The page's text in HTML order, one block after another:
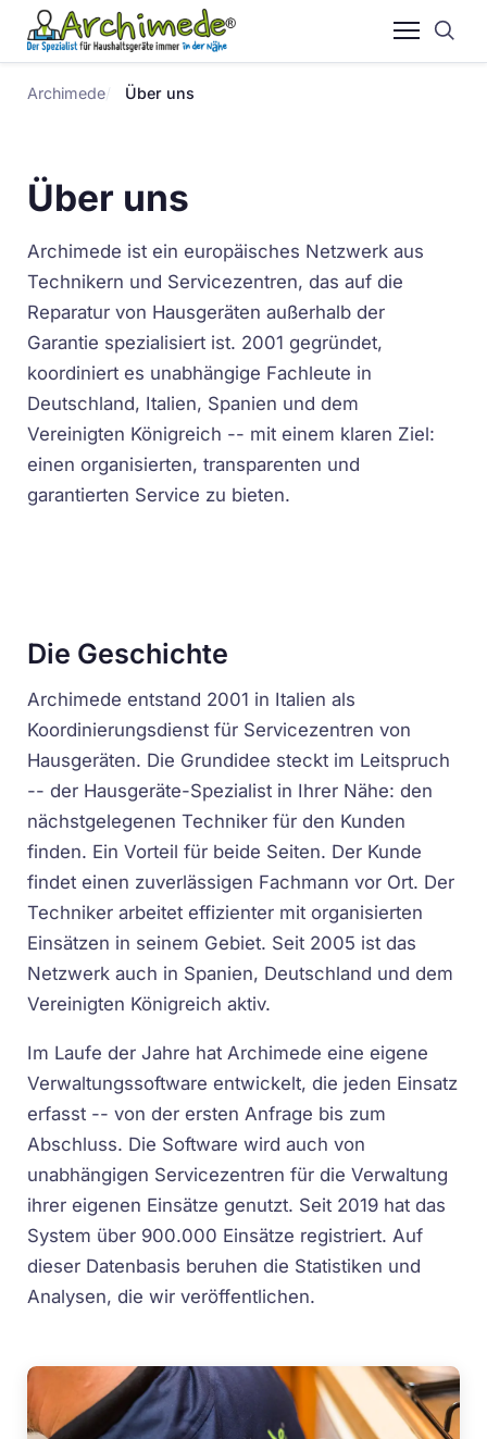
Archimede Über uns
Über uns
Archimede ist ein europäisches Netzwerk aus
Technikern und Servicezentren, das auf die
Reparatur von Hausgeräten außerhalb der
Garantie spezialisiert ist. 2001 gegründet,
koordiniert es unabhängige Fachleute in
Deutschland, Italien, Spanien und dem
Vereinigten Königreich -- mit einem klaren Ziel:
einen organisierten, transparenten und
garantierten Service zu bieten.
Die Geschichte
Archimede entstand 2001 in Italien als
Koordinierungsdienst für Servicezentren von
Hausgeräten. Die Grundidee steckt im Leitspruch
-- der Hausgeräte-Spezialist in Ihrer Nähe: den
nächstgelegenen Techniker für den Kunden
finden. Ein Vorteil für beide Seiten. Der Kunde
findet einen zuverlässigen Fachmann vor Ort. Der
Techniker arbeitet effizienter mit organisierten
Einsätzen in seinem Gebiet. Seit 2005 ist das
Netzwerk auch in Spanien, Deutschland und dem
Vereinigten Königreich aktiv.
Im Laufe der Jahre hat Archimede eine eigene
Verwaltungssoftware entwickelt, die jeden Einsatz
erfasst -- von der ersten Anfrage bis zum
Abschluss. Die Software wird auch von
unabhängigen Servicezentren für die Verwaltung
ihrer eigenen Einsätze genutzt. Seit 2019 hat das
System über 900.000 Einsätze registriert. Auf
dieser Datenbasis beruhen die Statistiken und
Analysen, die wir veröffentlichen.